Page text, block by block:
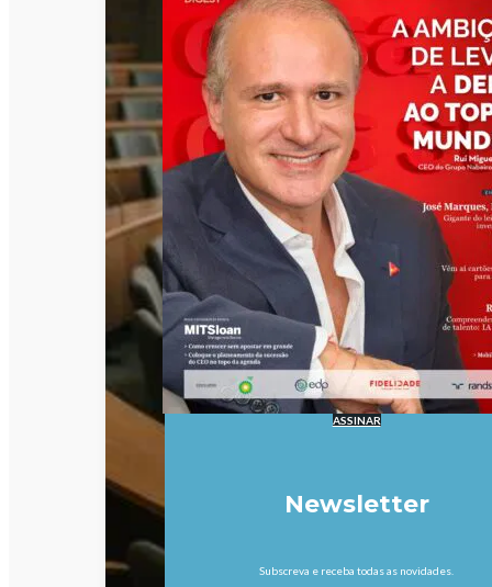
ASSINAR
Newsletter
Subscreva e receba todas as novidades.